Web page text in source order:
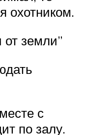
охотником.
земли”
с
по залу.